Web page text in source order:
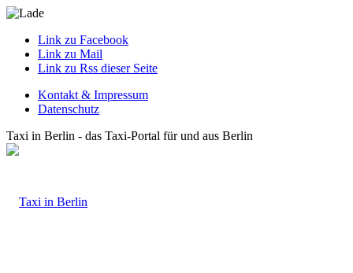
Link zu Facebook
Link zu Mail
Link zu Rss dieser Seite
Kontakt & Impressum
Datenschutz
Taxi in Berlin - das Taxi-Portal für und aus Berlin